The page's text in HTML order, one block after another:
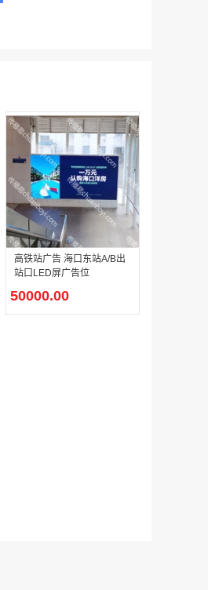
户外广告 天津社区道闸广告 天津小区道闸广告投放价格
￥1100.00
户外广告 河北社区道闸广告 河北小区道闸广告投放价格
￥1100.00
高铁站广告 海口东站A/B出
站口LED屏广告位
50000.00